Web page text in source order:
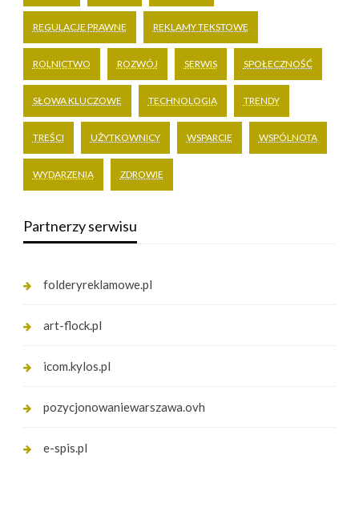
REGULACJE PRAWNE REKLAMY TEKSTOWE
ROLNICTWO ROZWÓJ SERWIS SPOŁECZNOŚĆ
SŁOWA KLUCZOWE TECHNOLOGIA TRENDY
TREŚCI UŻYTKOWNICY WSPARCIE WSPÓLNOTA
WYDARZENIA ZDROWIE
Partnerzy serwisu
folderyreklamowe.pl
art-flock.pl
icom.kylos.pl
pozycjonowaniewarszawa.ovh
e-spis.pl